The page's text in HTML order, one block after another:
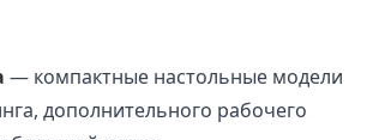
— компактные настольные модели
дополнительного рабочего